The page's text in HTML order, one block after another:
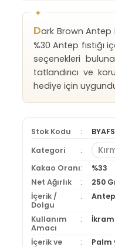
Dark Brown Antep
%30 Antep fıstığı
seçenekleri
tatlandırıcı ve
hediye için
Stok Kodu
Kategori
Kakao Oranı
%33
Net Ağırlık
250
İçerik /
Dolgu
Antep
Kullanım
Amacı
İçerik ve
Palm